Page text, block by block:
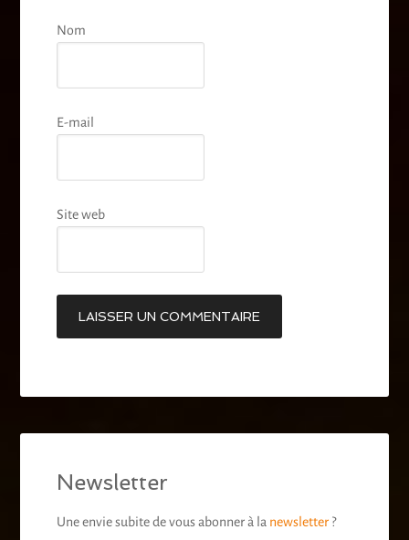
Nom
E-mail
Site web
Newsletter
Une envie subite de vous abonner à la newsletter ?